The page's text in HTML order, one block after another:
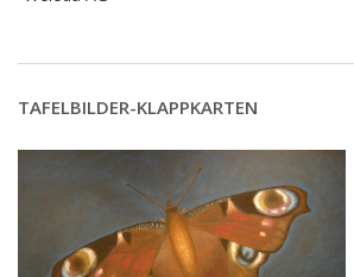
TAFELBILDER-KLAPPKARTEN